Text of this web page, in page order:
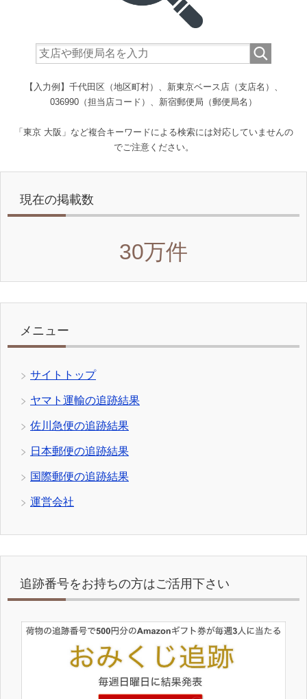
【入力例】千代田区（地区町村）、新東京ベース店（支店名）、
036990（担当店コード）、新宿郵便局（郵便局名）
「東京 大阪」など複合キーワードによる検索には対応していませんの
でご注意ください。
現在の掲載数
30万件
メニュー
サイトトップ
ヤマト運輸の追跡結果
佐川急便の追跡結果
日本郵便の追跡結果
国際郵便の追跡結果
運営会社
追跡番号をお持ちの方はご活用下さい